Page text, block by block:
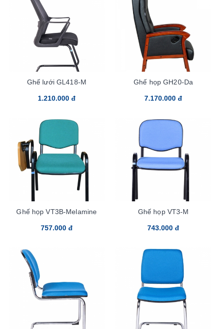
Ghế lưới GL418-M
1.210.000 đ
Ghế họp GH20-Da
7.170.000 đ
Ghế họp VT3B-Melamine
757.000 đ
Ghế họp VT3-M
743.000 đ